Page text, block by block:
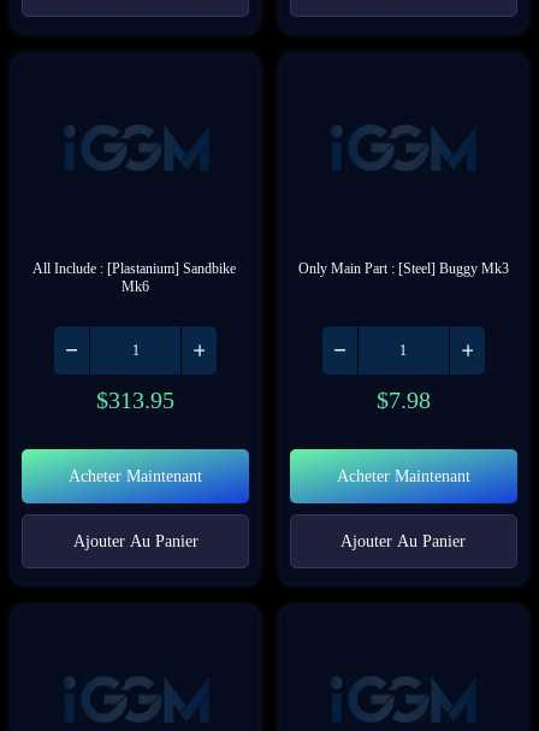
All Include : [Plastanium] Sandbike
Mk6
$313.95
Acheter Maintenant
Ajouter Au Panier
Only Main Part : [Steel] Buggy Mk3
$7.98
Acheter Maintenant
Ajouter Au Panier